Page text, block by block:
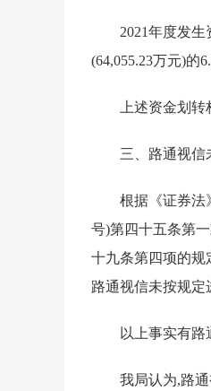
2021年度发生
(64,055.23万元)的
上述资金划转
三、路通视信
根据《证券法
号)第四十五条第
十九条第四项的规
路通视信未按规定
以上事实有路
我局认为,路